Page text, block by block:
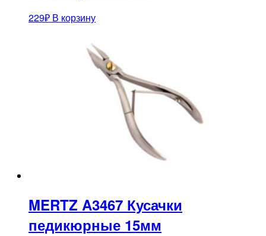
229₽ В корзину
MERTZ A3467 Кусачки
педикюрные 15мм